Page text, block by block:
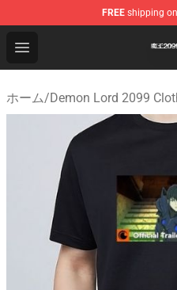
FREE shipping
Open menu
Demon Lord 2099
ホーム/Demon Lord 2099